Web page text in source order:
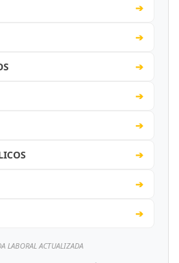
➔
➔
➔
➔
➔
➔
➔
➔
LABORAL ACTUALIZADA